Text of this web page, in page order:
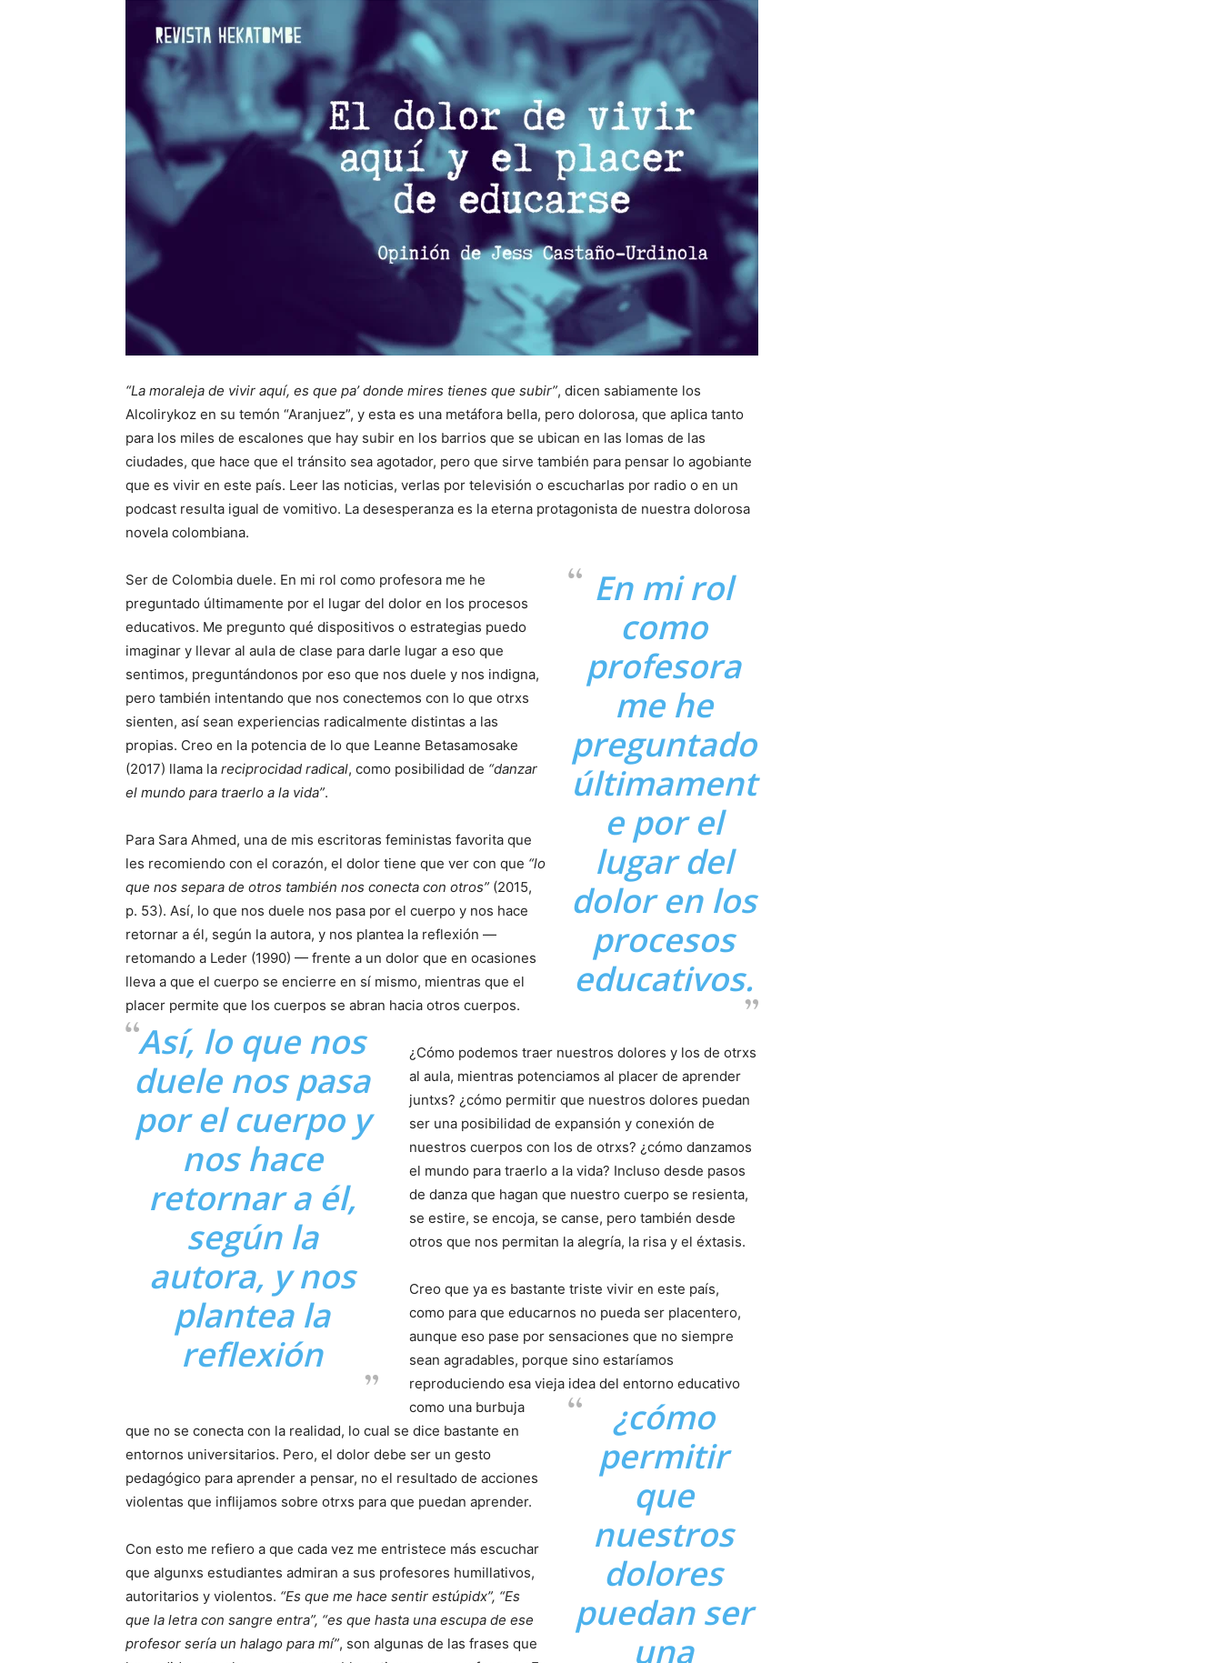
“La moraleja de vivir aquí, es que pa’ donde mires tienes que subir”, dicen sabiamente los
Alcolirykoz en su temón “Aranjuez”, y esta es una metáfora bella, pero dolorosa, que aplica tanto
para los miles de escalones que hay subir en los barrios que se ubican en las lomas de las
ciudades, que hace que el tránsito sea agotador, pero que sirve también para pensar lo agobiante
que es vivir en este país. Leer las noticias, verlas por televisión o escucharlas por radio o en un
podcast resulta igual de vomitivo. La desesperanza es la eterna protagonista de nuestra dolorosa
novela colombiana.
En mi rol
como
profesora
me he
preguntado
últimament
e por el
lugar del
dolor en los
procesos
educativos.
Ser de Colombia duele. En mi rol como profesora me he
preguntado últimamente por el lugar del dolor en los procesos
educativos. Me pregunto qué dispositivos o estrategias puedo
imaginar y llevar al aula de clase para darle lugar a eso que
sentimos, preguntándonos por eso que nos duele y nos indigna,
pero también intentando que nos conectemos con lo que otrxs
sienten, así sean experiencias radicalmente distintas a las
propias. Creo en la potencia de lo que Leanne Betasamosake
(2017) llama la reciprocidad radical, como posibilidad de “danzar
el mundo para traerlo a la vida”.
Así, lo que nos
duele nos pasa
por el cuerpo y
nos hace
retornar a él,
según la
autora, y nos
plantea la
reflexión
Para Sara Ahmed, una de mis escritoras feministas favorita que
les recomiendo con el corazón, el dolor tiene que ver con que “lo
que nos separa de otros también nos conecta con otros” (2015,
p. 53). Así, lo que nos duele nos pasa por el cuerpo y nos hace
retornar a él, según la autora, y nos plantea la reflexión —
retomando a Leder (1990) — frente a un dolor que en ocasiones
lleva a que el cuerpo se encierre en sí mismo, mientras que el
placer permite que los cuerpos se abran hacia otros cuerpos.
¿cómo
permitir
que
nuestros
dolores
puedan ser
una
¿Cómo podemos traer nuestros dolores y los de otrxs
al aula, mientras potenciamos al placer de aprender
juntxs? ¿cómo permitir que nuestros dolores puedan
ser una posibilidad de expansión y conexión de
nuestros cuerpos con los de otrxs? ¿cómo danzamos
el mundo para traerlo a la vida? Incluso desde pasos
de danza que hagan que nuestro cuerpo se resienta,
se estire, se encoja, se canse, pero también desde
otros que nos permitan la alegría, la risa y el éxtasis.
Creo que ya es bastante triste vivir en este país,
como para que educarnos no pueda ser placentero,
aunque eso pase por sensaciones que no siempre
sean agradables, porque sino estaríamos
reproduciendo esa vieja idea del entorno educativo
como una burbuja
que no se conecta con la realidad, lo cual se dice bastante en
entornos universitarios. Pero, el dolor debe ser un gesto
pedagógico para aprender a pensar, no el resultado de acciones
violentas que inflijamos sobre otrxs para que puedan aprender.
Con esto me refiero a que cada vez me entristece más escuchar
que algunxs estudiantes admiran a sus profesores humillativos,
autoritarios y violentos. “Es que me hace sentir estúpidx”, “Es
que la letra con sangre entra”, “es que hasta una escupa de ese
profesor sería un halago para mí”, son algunas de las frases que